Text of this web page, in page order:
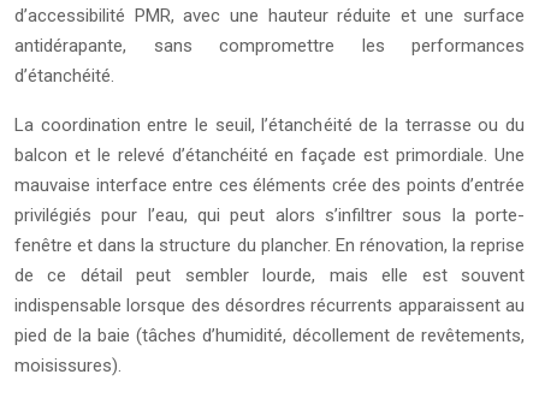
d’accessibilité PMR, avec une hauteur réduite et une surface
antidérapante, sans compromettre les performances
d’étanchéité.
La coordination entre le seuil, l’étanchéité de la terrasse ou du
balcon et le relevé d’étanchéité en façade est primordiale. Une
mauvaise interface entre ces éléments crée des points d’entrée
privilégiés pour l’eau, qui peut alors s’infiltrer sous la porte-
fenêtre et dans la structure du plancher. En rénovation, la reprise
de ce détail peut sembler lourde, mais elle est souvent
indispensable lorsque des désordres récurrents apparaissent au
pied de la baie (tâches d’humidité, décollement de revêtements,
moisissures).